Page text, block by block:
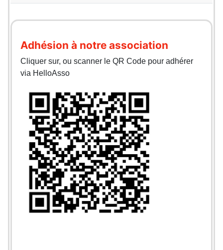
Adhésion à notre association
Cliquer sur, ou scanner le QR Code pour adhérer
via HelloAsso